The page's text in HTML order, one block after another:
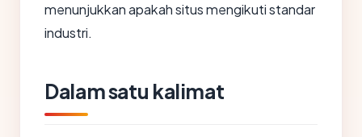
menunjukkan apakah situs mengikuti standar
industri.
Dalam satu kalimat